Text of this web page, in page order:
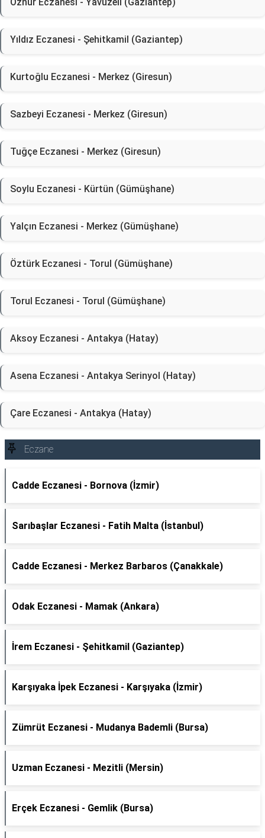
Yıldız Eczanesi - Şehitkamil (Gaziantep)
Kurtoğlu Eczanesi - Merkez (Giresun)
Sazbeyi Eczanesi - Merkez (Giresun)
Tuğçe Eczanesi - Merkez (Giresun)
Soylu Eczanesi - Kürtün (Gümüşhane)
Yalçın Eczanesi - Merkez (Gümüşhane)
Öztürk Eczanesi - Torul (Gümüşhane)
Torul Eczanesi - Torul (Gümüşhane)
Aksoy Eczanesi - Antakya (Hatay)
Asena Eczanesi - Antakya Serinyol (Hatay)
Çare Eczanesi - Antakya (Hatay)
Eczane
Cadde Eczanesi - Bornova (İzmir)
Sarıbaşlar Eczanesi - Fatih Malta (İstanbul)
Cadde Eczanesi - Merkez Barbaros (Çanakkale)
Odak Eczanesi - Mamak (Ankara)
İrem Eczanesi - Şehitkamil (Gaziantep)
Karşıyaka İpek Eczanesi - Karşıyaka (İzmir)
Zümrüt Eczanesi - Mudanya Bademli (Bursa)
Uzman Eczanesi - Mezitli (Mersin)
Erçek Eczanesi - Gemlik (Bursa)